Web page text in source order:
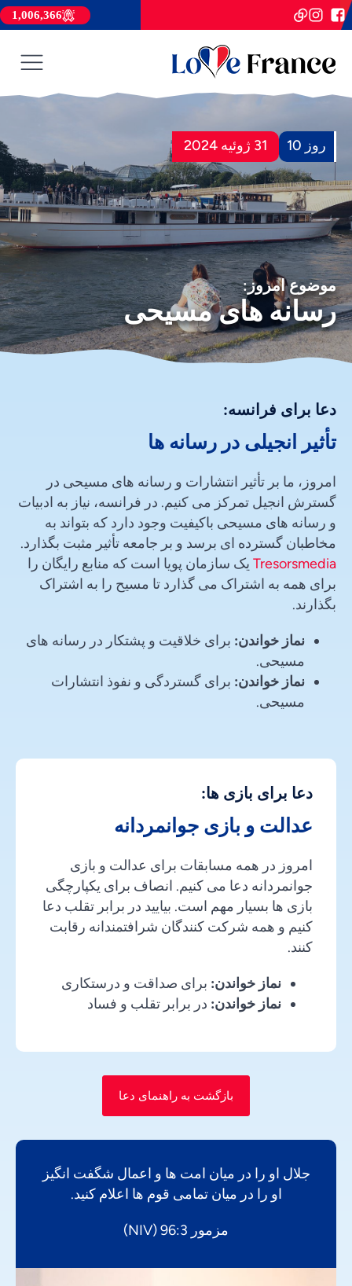
1,006,366
روز 10 31 ژوئیه 2024
موضوع امروز:
رسانه های مسیحی
دعا برای فرانسه:
تأثیر انجیلی در رسانه ها
امروز، ما بر تأثیر انتشارات و رسانه های مسیحی در
گسترش انجیل تمرکز می کنیم. در فرانسه، نیاز به ادبیات
و رسانه های مسیحی باکیفیت وجود دارد که بتواند به
مخاطبان گسترده ای برسد و بر جامعه تأثیر مثبت بگذارد.
Tresorsmedia یک سازمان پویا است که منابع رایگان را
برای همه به اشتراک می گذارد تا مسیح را به اشتراک
بگذارند.
نماز خواندن: برای خلاقیت و پشتکار در رسانه های
مسیحی.
نماز خواندن: برای گستردگی و نفوذ انتشارات
مسیحی.
دعا برای بازی ها:
عدالت و بازی جوانمردانه
امروز در همه مسابقات برای عدالت و بازی
جوانمردانه دعا می کنیم. انصاف برای یکپارچگی
بازی ها بسیار مهم است. بیایید در برابر تقلب دعا
کنیم و همه شرکت کنندگان شرافتمندانه رقابت
کنند.
نماز خواندن: برای صداقت و درستکاری
نماز خواندن: در برابر تقلب و فساد
بازگشت به راهنمای دعا
جلال او را در میان امت ها و اعمال شگفت انگیز
او را در میان تمامی قوم ها اعلام کنید.
مزمور 96:3 (NIV)